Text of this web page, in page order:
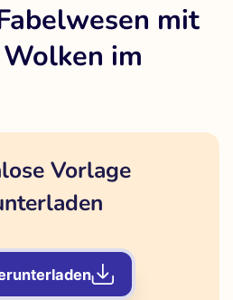
mit
im
Vorlage